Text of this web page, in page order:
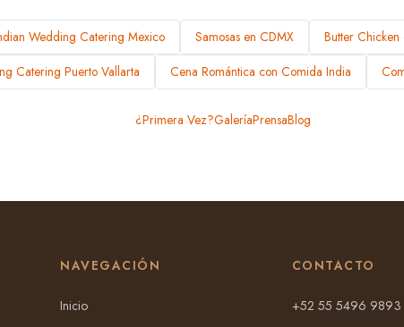
Wedding Catering Mexico Samosas en CDMX
Butter Chicken
Catering Puerto Vallarta
Cena Romántica con Comida India
¿Primera Vez?GaleríaPrensaBlog
NAVEGACIÓN
Inicio
CONTACTO
+52 55 5496 9893